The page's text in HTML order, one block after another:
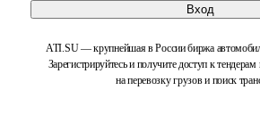
Вход
ATI.SU — крупнейшая в России биржа
Зарегистрируйтесь и получите доступ к
на перевозку грузов и поиск